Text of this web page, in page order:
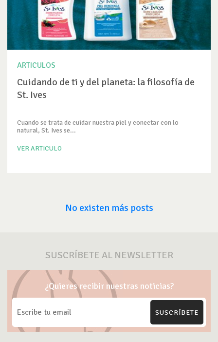
ARTICULOS
Cuidando de ti y del planeta: la filosofía de
St. Ives
Cuando se trata de cuidar nuestra piel y conectar con lo
natural, St. Ives se...
VER ARTICULO
No existen más posts
SUSCRÍBETE AL NEWSLETTER
¿Quieres recibir nuestras noticias?
SUSCRÍBETE